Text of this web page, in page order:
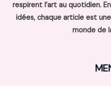
respirent l’art au quotidien.
idées, chaque article est
monde de